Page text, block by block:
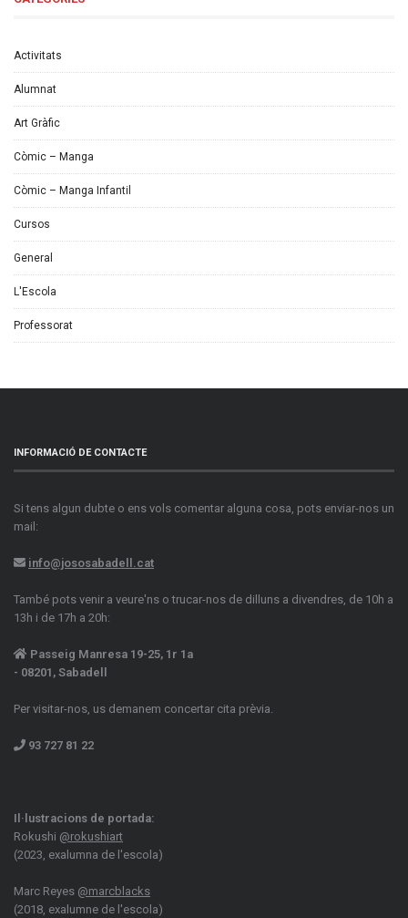
Activitats
Alumnat
Art Gràfic
Còmic – Manga
Còmic – Manga Infantil
Cursos
General
L'Escola
Professorat
INFORMACIÓ DE CONTACTE
Si tens algun dubte o ens vols comentar alguna cosa, pots enviar-nos un
mail:
info@jososabadell.cat
També pots venir a veure'ns o trucar-nos de dilluns a divendres, de 10h a
13h i de 17h a 20h:
Passeig Manresa 19-25, 1r 1a
- 08201, Sabadell
Per visitar-nos, us demanem concertar cita prèvia.
93 727 81 22
Il·lustracions de portada:
Rokushi @rokushiart
(2023, exalumna de l'escola)
Marc Reyes @marcblacks
(2018, exalumne de l'escola)